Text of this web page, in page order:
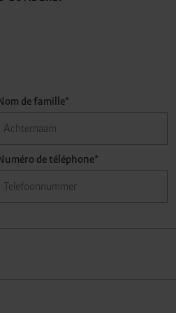
de famille*
de téléphone*